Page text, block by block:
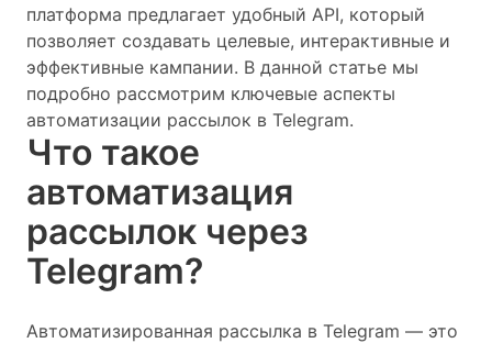
платформа предлагает удобный API, который
позволяет создавать целевые, интерактивные и
эффективные кампании. В данной статье мы
подробно рассмотрим ключевые аспекты
автоматизации рассылок в Telegram.
Что такое
автоматизация
рассылок через
Telegram?
Автоматизированная рассылка в Telegram — это